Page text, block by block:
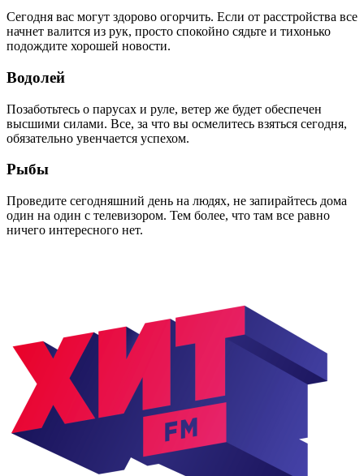
Сегодня вас могут здорово огорчить. Если от расстройства все
начнет валится из рук, просто спокойно сядьте и тихонько
подождите хорошей новости.
Водолей
Позаботьтесь о парусах и руле, ветер же будет обеспечен
высшими силами. Все, за что вы осмелитесь взяться сегодня,
обязательно увенчается успехом.
Рыбы
Проведите сегодняшний день на людях, не запирайтесь дома
один на один с телевизором. Тем более, что там все равно
ничего интересного нет.